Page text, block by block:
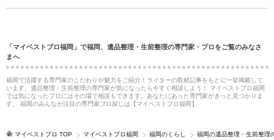
「マイベストプロ福岡」で福岡、遺品整理・生前整理の専門家・プロをご覧のみなさ
まへ
福岡で活躍する専門家のこだわりや魅力をご紹介！ライターの取材記事をもとに一挙掲載して
います。遺品整理・生前整理の専門家が気になったら今すぐ相談しよう！ マイベストプロ福岡
では気になったプロにはその場で相談もできます。あなたにあった専門家がきっと見つかりま
す。 福岡のみんなが注目の専門家プロ探しは【マイベストプロ福岡】
マイベストプロ TOP マイベストプロ福岡 福岡のくらし 福岡の遺品整理・生前整理